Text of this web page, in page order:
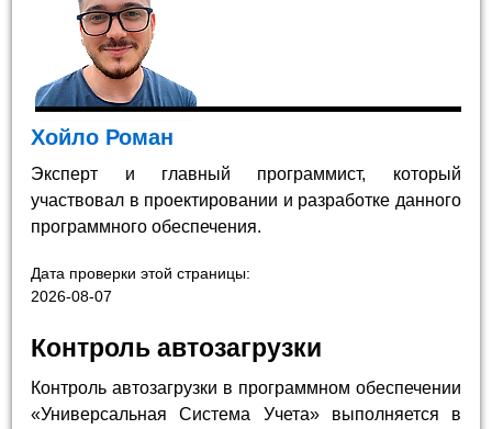
Хойло Роман
Эксперт и главный программист, который
участвовал в проектировании и разработке данного
программного обеспечения.
Дата проверки этой страницы:
2026-08-07
Контроль автозагрузки
Контроль автозагрузки в программном обеспечении
«Универсальная Система Учета» выполняется в